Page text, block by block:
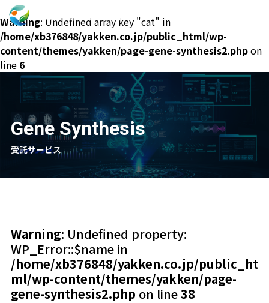
Warning: Undefined array key "cat" in
/home/xb376848/yakken.co.jp/public_html/wp-
content/themes/yakken/page-gene-synthesis2.phpon
line 6
Gene Synthesis
受託サービス
Warning: Undefined property:
WP_Error::$name in
/home/xb376848/yakken.co.jp/public_ht
ml/wp-content/themes/yakken/page-
gene-synthesis2.php on line38